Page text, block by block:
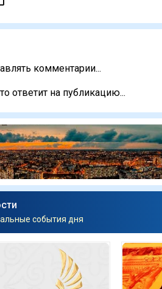
комментарии...
ответит на публикацию...
события дня